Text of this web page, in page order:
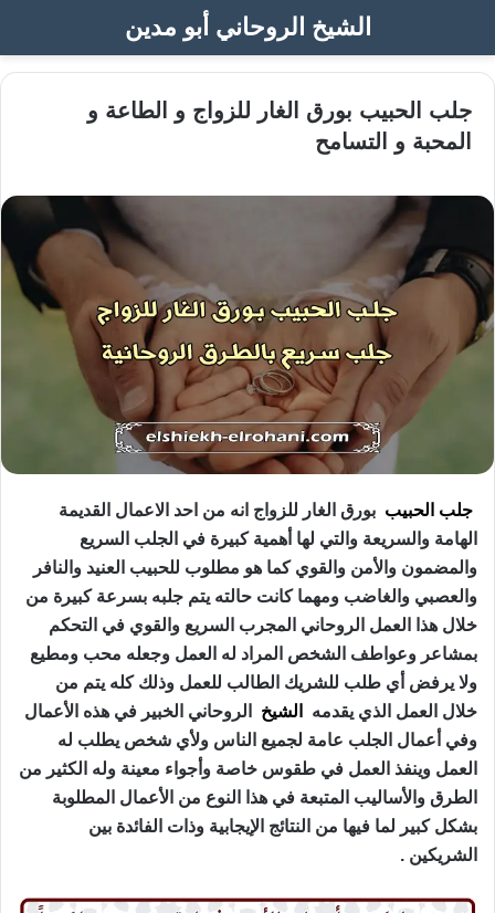
الشيخ الروحاني أبو مدين
جلب الحبيب بورق الغار للزواج و الطاعة و
المحبة و التسامح
جلب الحبيب بورق الغار للزواج انه من احد الاعمال القديمة
الهامة والسريعة والتي لها أهمية كبيرة في الجلب السريع
والمضمون والأمن والقوي كما هو مطلوب للحبيب العنيد والنافر
والعصبي والغاضب ومهما كانت حالته يتم جلبه بسرعة كبيرة من
خلال هذا العمل الروحاني المجرب السريع والقوي في التحكم
بمشاعر وعواطف الشخص المراد له العمل وجعله محب ومطيع
ولا يرفض أي طلب للشريك الطالب للعمل وذلك كله يتم من
خلال العمل الذي يقدمه
الشيخ
الروحاني الخبير في هذه الأعمال
وفي أعمال الجلب عامة لجميع الناس ولأي شخص يطلب له
العمل وينفذ العمل في طقوس خاصة وأجواء معينة وله الكثير من
الطرق والأساليب المتبعة في هذا النوع من الأعمال المطلوبة
بشكل كبير لما فيها من النتائج الإيجابية وذات الفائدة بين
الشريكين .